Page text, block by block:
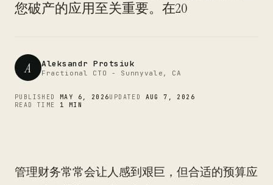
您破产的应用至关重要。在20
A Aleksandr Protsiuk
Fractional CTO - Sunnyvale, CA
PUBLISHED MAY 6, 2026UPDATED AUG 7, 2026
READ TIME 1 MIN
管理财务常常会让人感到艰巨，但合适的预算应